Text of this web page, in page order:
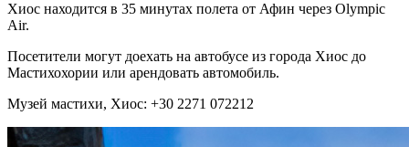
Хиос находится в 35 минутах полета от Афин через Olympic
Air.
Посетители могут доехать на автобусе из города Хиос до
Мастихохории или арендовать автомобиль.
Музей мастихи, Хиос: +30 2271 072212